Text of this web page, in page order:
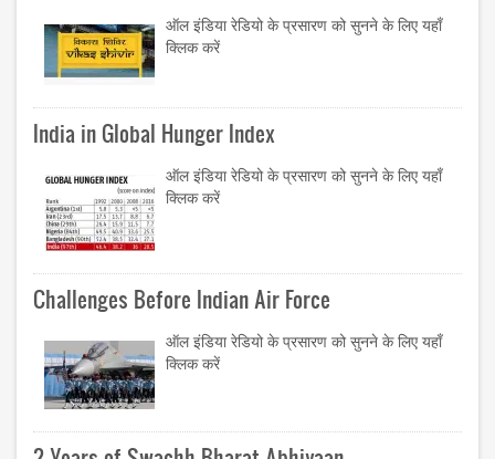
ऑल इंडिया रेडियो के प्रसारण को सुनने के लिए यहाँ
क्लिक करें
India in Global Hunger Index
ऑल इंडिया रेडियो के प्रसारण को सुनने के लिए यहाँ
क्लिक करें
Challenges Before Indian Air Force
ऑल इंडिया रेडियो के प्रसारण को सुनने के लिए यहाँ
क्लिक करें